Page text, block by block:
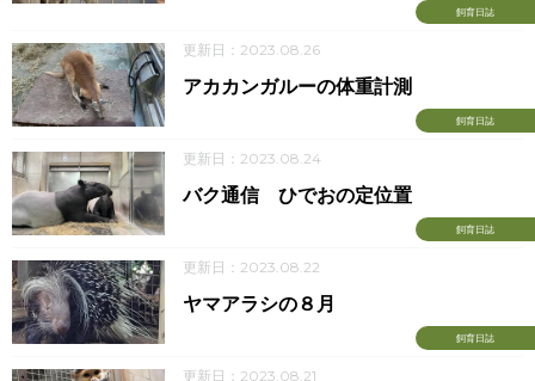
飼育日誌
更新日：2023.08.26
飼育日誌
アカカンガルーの体重計測
更新日：2023.08.24
飼育日誌
バク通信 ひでおの定位置
更新日：2023.08.22
飼育日誌
ヤマアラシの８月
更新日：2023.08.21